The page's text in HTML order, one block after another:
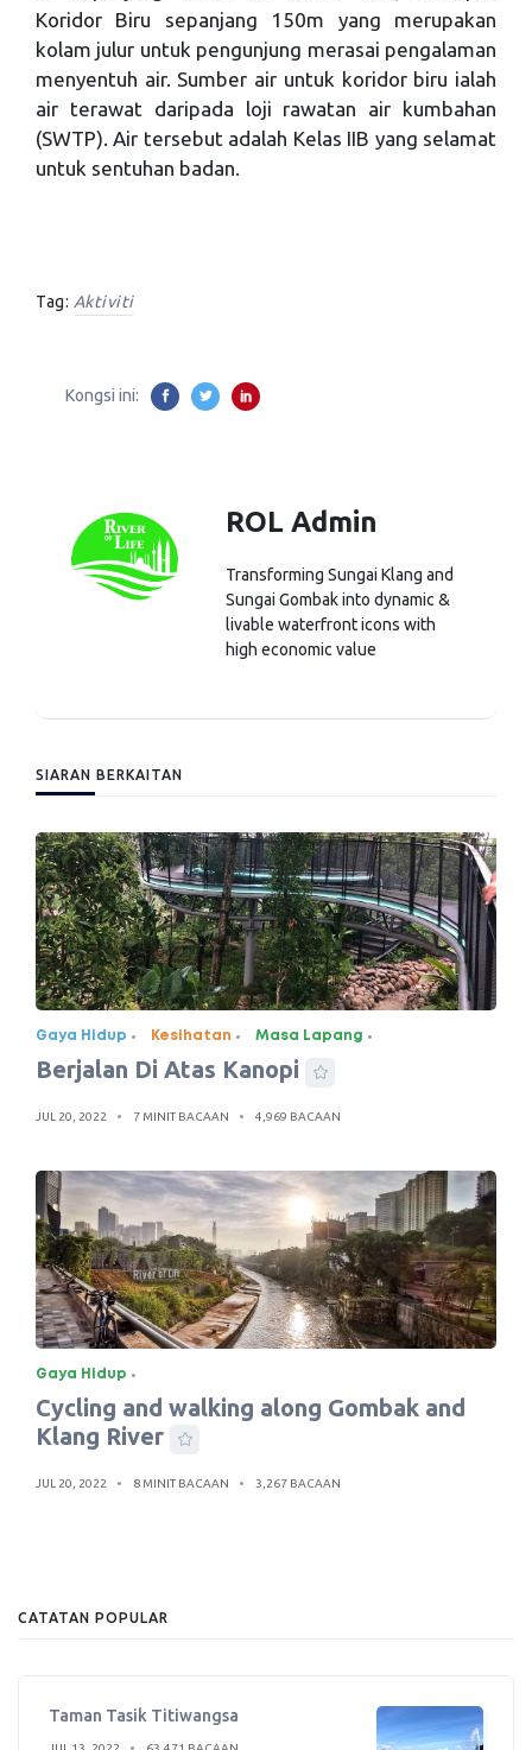
Koridor Biru sepanjang 150m yang merupakan
kolam julur untuk pengunjung merasai pengalaman
menyentuh air. Sumber air untuk koridor biru ialah
air terawat daripada loji rawatan air kumbahan
(SWTP). Air tersebut adalah Kelas IIB yang selamat
untuk sentuhan badan.
Tag: Aktiviti
Kongsi ini:
ROL Admin
Transforming Sungai Klang and
Sungai Gombak into dynamic &
livable waterfront icons with
high economic value
SIARAN BERKAITAN
Gaya Hidup Kesihatan Masa Lapang
Berjalan Di Atas Kanopi
JUL 20, 2022 7 MINIT BACAAN 4,969 BACAAN
Gaya Hidup
Cycling and walking along Gombak and
Klang River
JUL 20, 2022 8 MINIT BACAAN 3,267 BACAAN
CATATAN POPULAR
Taman Tasik Titiwangsa